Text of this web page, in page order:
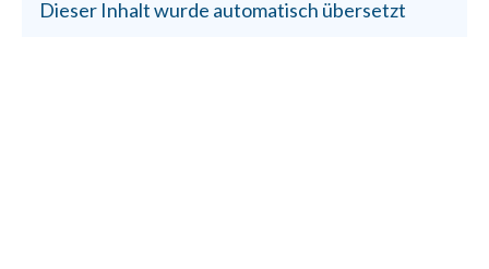
Dieser Inhalt wurde automatisch übersetzt